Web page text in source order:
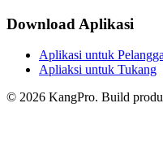
Download Aplikasi
Aplikasi untuk
Apliaksi untuk Tukang
© 2026 KangPro. Build